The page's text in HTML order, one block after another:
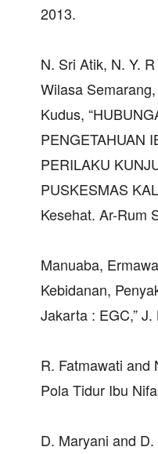
2013.
N. Sri Atik, N. Y.
Wilasa
Kudus,
PENGETAHUAN
PERILAKU
PUSKESMAS
Kesehat. Ar-Rum
Manuaba,
Kebidanan,
Jakarta : EGC,”
R. Fatmawati and
Pola Tidur Ibu
D. Maryani and